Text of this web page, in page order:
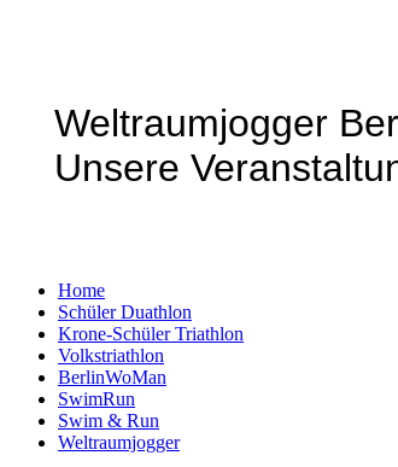
Weltraumjogger
Unsere
Home
Schüler Duathlon
Krone-Schüler Triathlon
Volkstriathlon
BerlinWoMan
SwimRun
Swim & Run
Weltraumjogger